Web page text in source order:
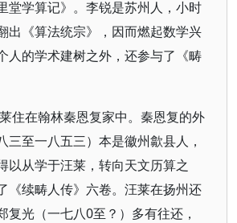
堂学算记》。李锐是苏州人，小时
出《算法统宗》，因而燃起数学兴
人的学术建树之外，还参与了《畴
住在翰林秦恩复家中。秦恩复的外
三至一八五三）本是徽州歙县人，
以从学于汪莱，转向天文历算之
《续畴人传》六卷。汪莱在扬州还
复光（一七八0至？）多有往还，